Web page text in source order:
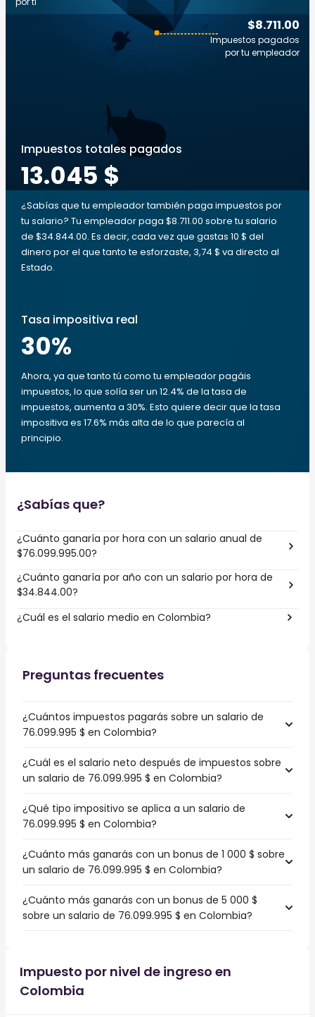
$8.711.00
Impuestos pagados
por tu empleador
Impuestos totales pagados
13.045 $
¿Sabías que tu empleador también paga impuestos por
tu salario? Tu empleador paga $8.711.00 sobre tu salario
de $34.844.00. Es decir, cada vez que gastas 10 $ del
dinero por el que tanto te esforzaste, 3,74 $ va directo al
Estado.
Tasa impositiva real
30%
Ahora, ya que tanto tú como tu empleador pagáis
impuestos, lo que solía ser un 12.4% de la tasa de
impuestos, aumenta a 30%. Esto quiere decir que la tasa
impositiva es 17.6% más alta de lo que parecía al
principio.
¿Sabías que?
¿Cuánto ganaría por hora con un salario anual de
$76.099.995.00?
¿Cuánto ganaría por año con un salario por hora de
$34.844.00?
¿Cuál es el salario medio en Colombia?
Preguntas frecuentes
¿Cuántos impuestos pagarás sobre un salario de
76.099.995 $ en Colombia?
¿Cuál es el salario neto después de impuestos sobre
un salario de 76.099.995 $ en Colombia?
¿Qué tipo impositivo se aplica a un salario de
76.099.995 $ en Colombia?
¿Cuánto más ganarás con un bonus de 1 000 $ sobre
un salario de 76.099.995 $ en Colombia?
¿Cuánto más ganarás con un bonus de 5 000 $
sobre un salario de 76.099.995 $ en Colombia?
Impuesto por nivel de ingreso en
Colombia